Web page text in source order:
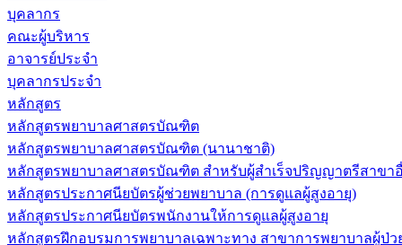
บุคลากร
คณะผู้บริหาร
อาจารย์ประจำ
บุคลากรประจำ
หลักสูตร
หลักสูตรพยาบาลศาสตรบัณฑิต
หลักสูตรพยาบาลศาสตรบัณฑิต (นานาชาติ)
หลักสูตรพยาบาลศาสตรบัณฑิต สำหรับผู้สำเร็จปริญญาตรีสาขา
หลักสูตรประกาศนียบัตรผู้ช่วยพยาบาล (การดูแลผู้สูงอายุ)
หลักสูตรประกาศนียบัตรพนักงานให้การดูแลผู้สูงอายุ
หลักสูตรฝึกอบรมการพยาบาลเฉพาะทาง สาขาการพยาบาลผู้ป่